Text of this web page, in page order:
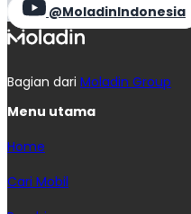
@MoladinIndonesia
Bagian dari Moladin Group
Menu utama
Home
Cari Mobil